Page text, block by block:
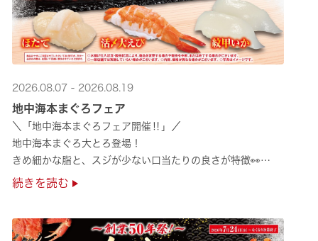
2026.08.07 - 2026.08.19
地中海本まぐろフェア
＼「地中海本まぐろフェア開催‼」／
地中海本まぐろ大とろ登場！
きめ細かな脂と、スジが少ない口当たりの良さが特徴👀
さらに、鹿児島で育った高級魚【鹿児島県産活〆かんぱち】など
続きを読む